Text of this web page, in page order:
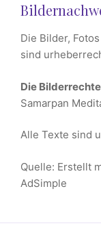
Die Bilder,
sind
Die
Samarpan
Alle Texte sind
Quelle: Erstellt
AdSimple